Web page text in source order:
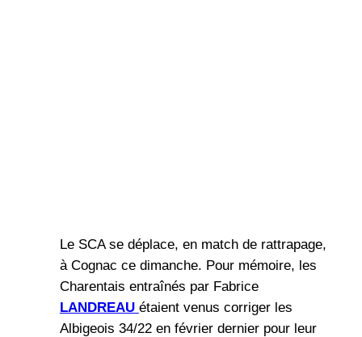
Le SCA se déplace, en match de rattrapage,
à Cognac ce dimanche. Pour mémoire, les
Charentais entraînés par Fabrice
LANDREAU étaient venus corriger les
Albigeois 34/22 en février dernier pour leur